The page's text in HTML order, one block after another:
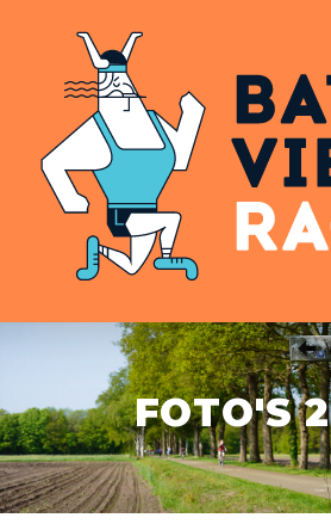
FOTO'S